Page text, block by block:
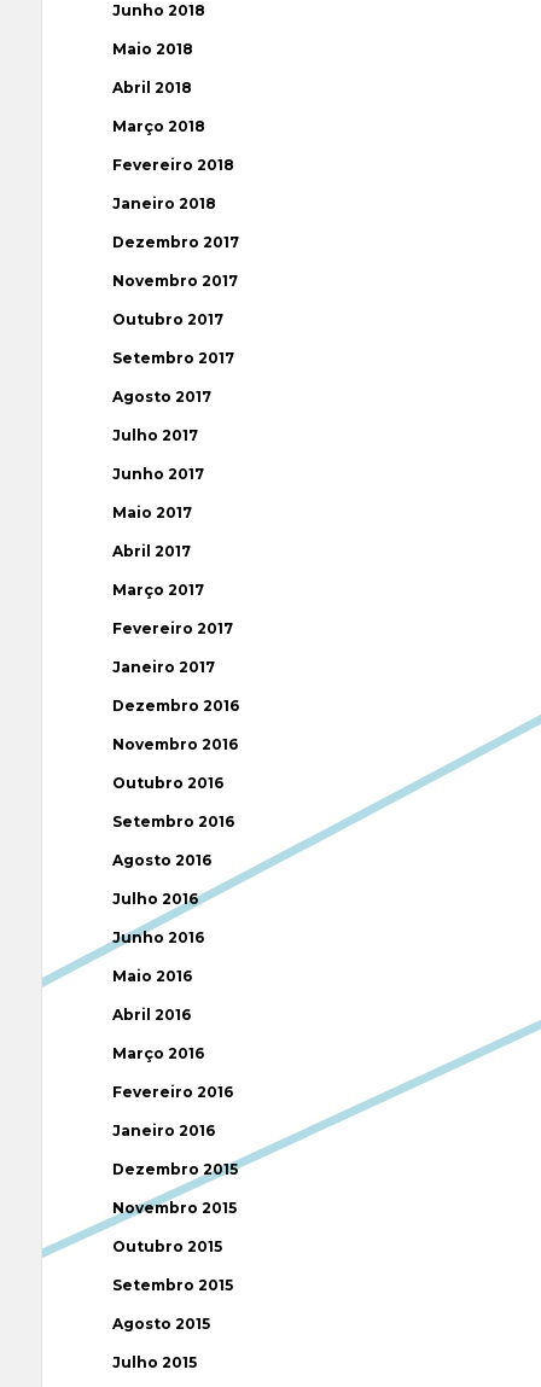
Junho 2018
Maio 2018
Abril 2018
Março 2018
Fevereiro 2018
Janeiro 2018
Dezembro 2017
Novembro 2017
Outubro 2017
Setembro 2017
Agosto 2017
Julho 2017
Junho 2017
Maio 2017
Abril 2017
Março 2017
Fevereiro 2017
Janeiro 2017
Dezembro 2016
Novembro 2016
Outubro 2016
Setembro 2016
Agosto 2016
Julho 2016
Junho 2016
Maio 2016
Abril 2016
Março 2016
Fevereiro 2016
Janeiro 2016
Dezembro 2015
Novembro 2015
Outubro 2015
Setembro 2015
Agosto 2015
Julho 2015